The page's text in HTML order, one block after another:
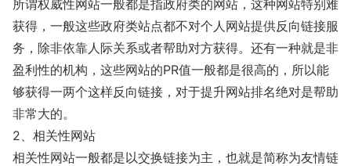
所谓权威性网站一般都是指政府类的网站，这种网站特别难
获得，一般这些政府类站点都不对个人网站提供反向链接服
务，除非依靠人际关系或者帮助对方获得。还有一种就是非
盈利性的机构，这些网站的PR值一般都是很高的，所以能
够获得一两个这样反向链接，对于提升网站排名绝对是帮助
非常大的。
2、相关性网站
相关性网站一般都是以交换链接为主，也就是简称为友情链